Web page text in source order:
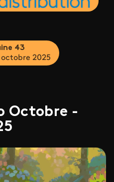
43
octobre 2025
Octobre -